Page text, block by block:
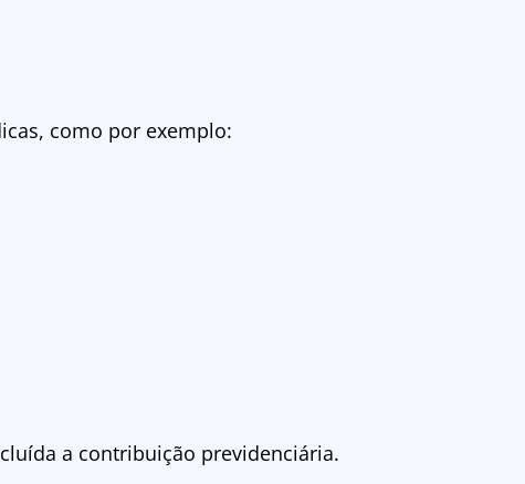
como por exemplo:
a contribuição previdenciária.